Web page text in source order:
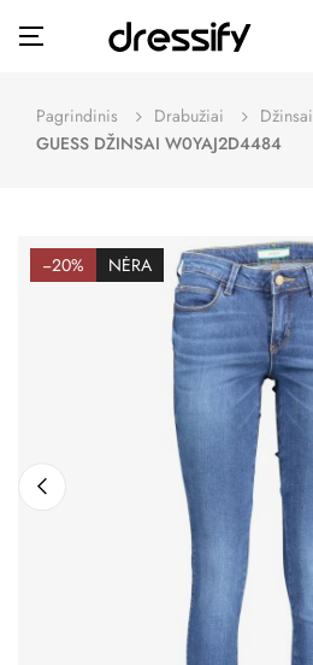
Toggle
navigation
☰
Pagrindinis Drabužiai
Džinsai
GUESS DŽINSAI W0YAJ2D4484
−20% NĖRA